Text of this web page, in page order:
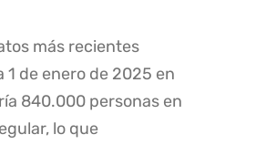
más recientes
1 de enero de 2025 en
840.000 personas en
lo que